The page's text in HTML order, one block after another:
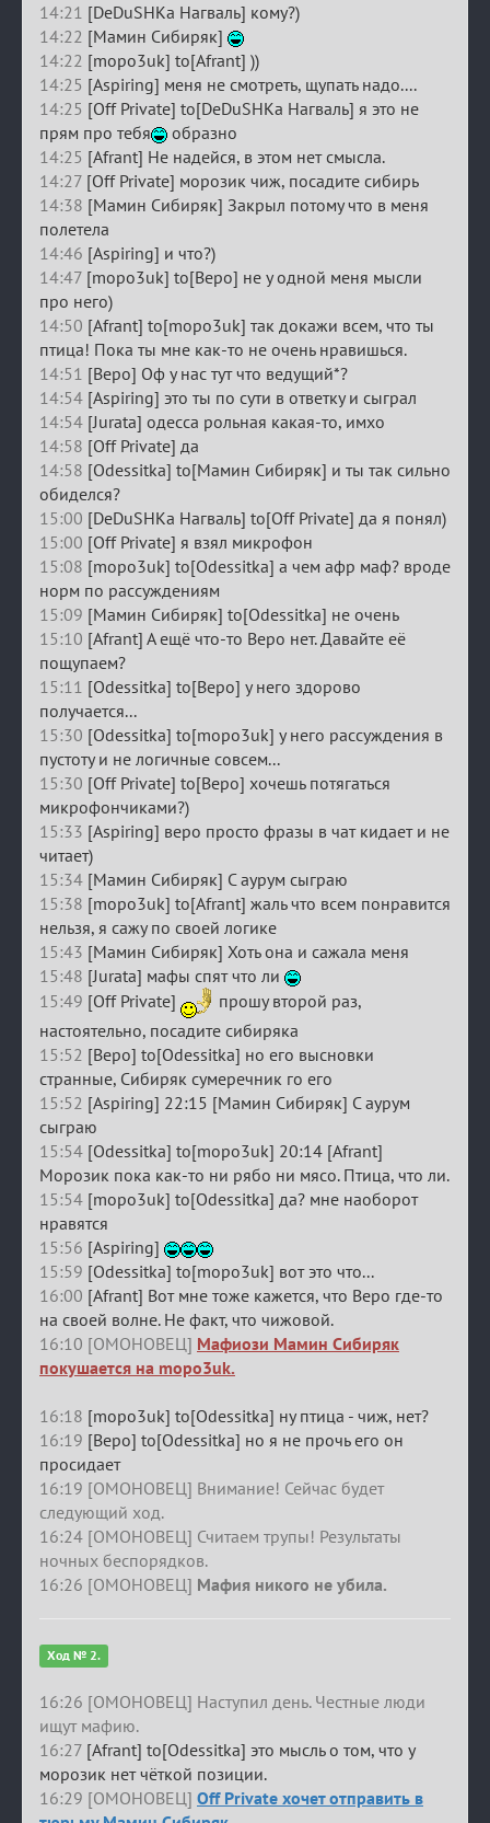
14:21 [DeDuSHKa Нагваль] кому?)
14:22 [Мамин Сибиряк]
14:22 [mopo3uk] to[Afrant] ))
14:25 [Aspiring] меня не смотреть, щупать надо....
14:25 [Off Private] to[DeDuSHKa Нагваль] я это не
прям про тебя
образно
14:25 [Afrant] Не надейся, в этом нет смысла.
14:27 [Off Private] морозик чиж, посадите сибирь
14:38 [Мамин Сибиряк] Закрыл потому что в меня
полетела
14:46 [Aspiring] и что?)
14:47 [mopo3uk] to[Веро] не у одной меня мысли
про него)
14:50 [Afrant] to[mopo3uk] так докажи всем, что ты
птица! Пока ты мне как-то не очень нравишься.
14:51 [Веро] Оф у нас тут что ведущий*?
14:54 [Aspiring] это ты по сути в ответку и сыграл
14:54 [Jurata] одесса рольная какая-то, имхо
14:58 [Off Private] да
14:58 [Odessitka] to[Мамин Сибиряк] и ты так сильно
обиделся?
15:00 [DeDuSHKa Нагваль] to[Off Private] да я понял)
15:00 [Off Private] я взял микрофон
15:08 [mopo3uk] to[Odessitka] а чем афр маф? вроде
норм по рассуждениям
15:09 [Мамин Сибиряк] to[Odessitka] не очень
15:10 [Afrant] А ещё что-то Веро нет. Давайте её
пощупаем?
15:11 [Odessitka] to[Веро] у него здорово
получается...
15:30 [Odessitka] to[mopo3uk] у него рассуждения в
пустоту и не логичные совсем...
15:30 [Off Private] to[Веро] хочешь потягаться
микрофончиками?)
15:33 [Aspiring] веро просто фразы в чат кидает и не
читает)
15:34 [Мамин Сибиряк] С аурум сыграю
15:38 [mopo3uk] to[Afrant] жаль что всем понравится
нельзя, я сажу по своей логике
15:43 [Мамин Сибиряк] Хоть она и сажала меня
15:48 [Jurata] мафы спят что ли
15:49 [Off Private]
прошу второй раз,
настоятельно, посадите сибиряка
15:52 [Веро] to[Odessitka] но его высновки
странные, Сибиряк сумеречник го его
15:52 [Aspiring] 22:15 [Мамин Сибиряк] С аурум
сыграю
15:54 [Odessitka] to[mopo3uk] 20:14 [Afrant]
Морозик пока как-то ни рябо ни мясо. Птица, что ли.
15:54 [mopo3uk] to[Odessitka] да? мне наоборот
нравятся
15:56 [Aspiring]
15:59 [Odessitka] to[mopo3uk] вот это что...
16:00 [Afrant] Вот мне тоже кажется, что Веро где-то
на своей волне. Не факт, что чижовой.
16:10 [ОМОНОВЕЦ] Мафиози Мамин Сибиряк
покушается на mopo3uk.
16:18 [mopo3uk] to[Odessitka] ну птица - чиж, нет?
16:19 [Веро] to[Odessitka] но я не прочь его он
просидает
16:19 [ОМОНОВЕЦ] Внимание! Сейчас будет
следующий ход.
16:24 [ОМОНОВЕЦ] Считаем трупы! Результаты
ночных беспорядков.
16:26 [ОМОНОВЕЦ] Мафия никого не убила.
Ход № 2.
16:26 [ОМОНОВЕЦ] Наступил день. Честные люди
ищут мафию.
16:27 [Afrant] to[Odessitka] это мысль о том, что у
морозик нет чёткой позиции.
16:29 [ОМОНОВЕЦ] Off Private хочет отправить в